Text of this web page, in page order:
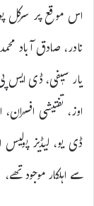
اس موقع پر سرکل
نادر، صادق آباد
یار سیٖفی، ڈی ایس
اوز، تفتیشی
ڈی یو، لیڈیز
سے اہلکار موجود تھے،